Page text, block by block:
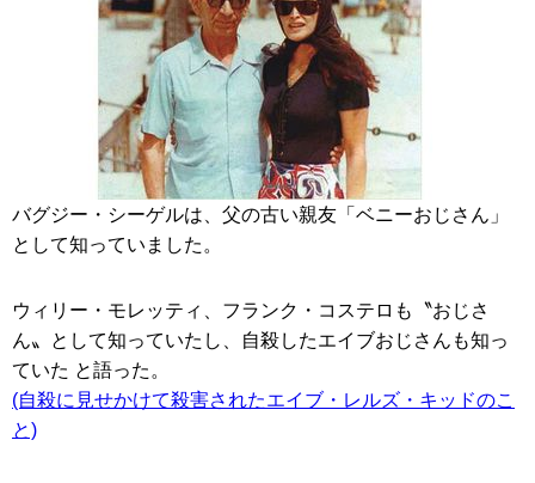
バグジー・シーゲルは、父の古い親友「ベニーおじさん」
として知っていました。
ウィリー・モレッティ、フランク・コステロも〝おじさ
ん〟として知っていたし、自殺したエイブおじさんも知っ
ていた と語った。
(自殺に見せかけて殺害されたエイブ・レルズ・キッドのこ
と)